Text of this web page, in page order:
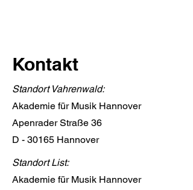
Kontakt
Standort Vahrenwald:
Akademie für Musik Hannover
Apenrader Straße 36
D - 30165 Hannover
Standort List:
Akademie für Musik Hannover